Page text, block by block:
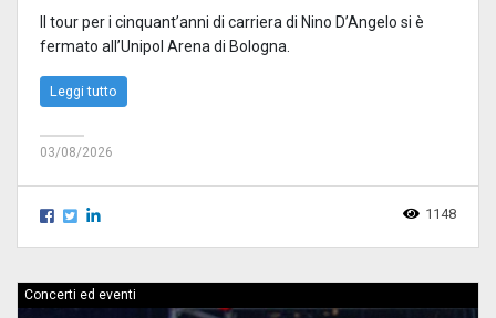
Il tour per i cinquant’anni di carriera di Nino D’Angelo si è
fermato all’Unipol Arena di Bologna.
Leggi tutto
03/08/2026
1148
Concerti ed eventi